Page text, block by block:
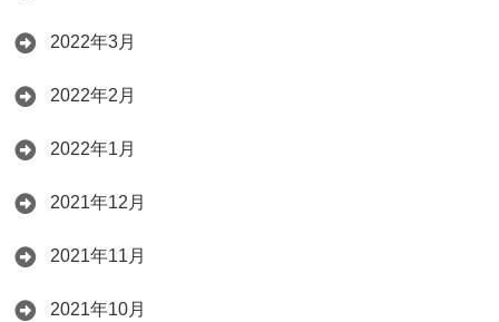
2022年3月
2022年2月
2022年1月
2021年12月
2021年11月
2021年10月